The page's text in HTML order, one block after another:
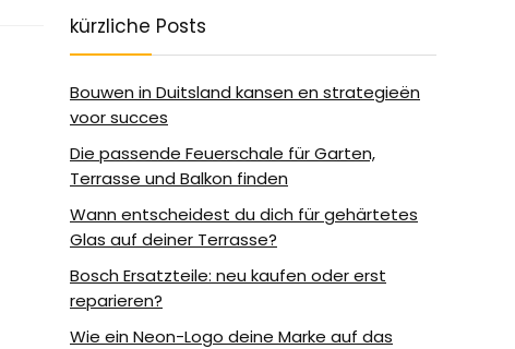
kürzliche Posts
Bouwen in Duitsland kansen en strategieën
voor succes
Die passende Feuerschale für Garten,
Terrasse und Balkon finden
Wann entscheidest du dich für gehärtetes
Glas auf deiner Terrasse?
Bosch Ersatzteile: neu kaufen oder erst
reparieren?
Wie ein Neon-Logo deine Marke auf das